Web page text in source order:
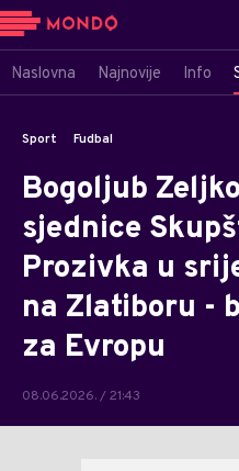
Naslovna Najnovije Info
Sport Fudbal
Bogoljub
sjednice
Prozivka u
na Zlatiboru -
za Evropu
08.06.2026. / 21:43